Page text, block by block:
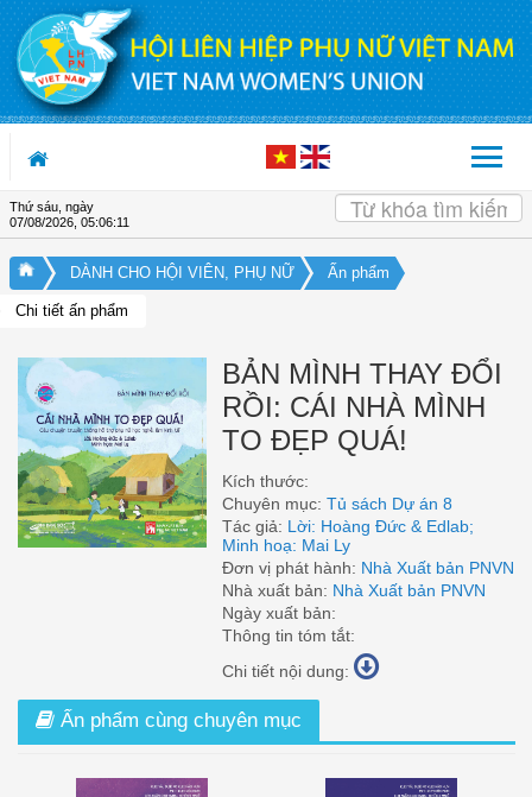
Truy cập nội dung luôn
Thứ sáu, ngày
07/08/2026, 05:06:12
DÀNH CHO HỘI VIÊN, PHỤ NỮ Ấn phẩm
Chi tiết ấn phẩm
BẢN MÌNH THAY ĐỔI
RỒI: CÁI NHÀ MÌNH
TO ĐẸP QUÁ!
Kích thước:
Chuyên mục:Tủ sách Dự án 8
Tác giả: Lời: Hoàng Đức & Edlab;
Minh hoạ: Mai Ly
Đơn vị phát hành: Nhà Xuất bản PNVN
Nhà xuất bản: Nhà Xuất bản PNVN
Ngày xuất bản:
Thông tin tóm tắt:
Chi tiết nội dung:
Ấn phẩm cùng chuyên mục